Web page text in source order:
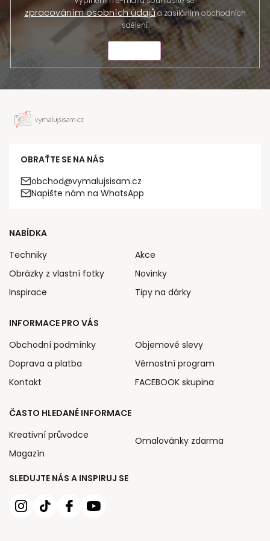
zpracováním osobních údajůa zasíláním obchodních
sdělení.
OBRAŤTE SE NA NÁS
obchod@vymalujsisam.cz
Napište nám na WhatsApp
SLEDUJTE NÁS A INSPIRUJ SE
NABÍDKA
Techniky
Obrázky z vlastní fotky
Inspirace
Akce
Novinky
Tipy na dárky
INFORMACE PRO VÁS
Obchodní podmínky
Doprava a platba
Kontakt
Objemové slevy
Věrnostní program
FACEBOOK skupina
ČASTO HLEDANÉ INFORMACE
Kreativní průvodce
Magazín
Omalovánky zdarma